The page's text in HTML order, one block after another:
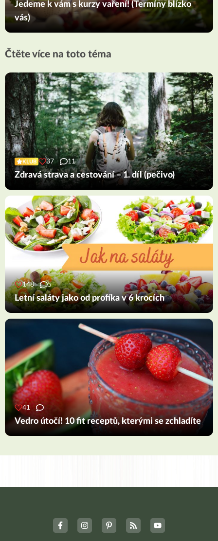
Jedeme k vám s kurzy vaření! (Termíny blízko
vás)
Čtěte více na toto téma
KLUB 37 11
Zdravá strava a cestování – 1. díl (pečivo)
148 5
Letní saláty jako od profíka v 6 krocích
41
Vedro útočí! 10 fit receptů, kterými se zchladíte